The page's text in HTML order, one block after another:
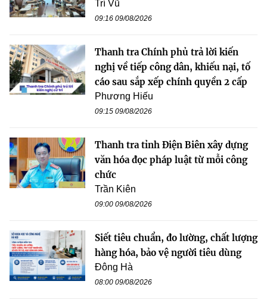
Trí Vũ
09:16 09/08/2026
Thanh tra Chính phủ trả lời kiến
nghị về tiếp công dân, khiếu nại, tố
cáo sau sắp xếp chính quyền 2 cấp
Phương Hiếu
09:15 09/08/2026
Thanh tra tỉnh Điện Biên xây dựng
văn hóa đọc pháp luật từ mỗi công
chức
Trần Kiên
09:00 09/08/2026
Siết tiêu chuẩn, đo lường, chất lượng
hàng hóa, bảo vệ người tiêu dùng
Đông Hà
08:00 09/08/2026